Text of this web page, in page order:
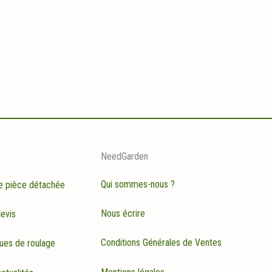
pièce détachée
de roulage
NeedGarden
Qui sommes-nous ?
Nous écrire
Conditions Générales de Ventes